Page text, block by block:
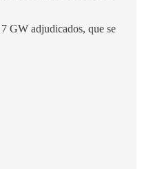
GW adjudicados, que se